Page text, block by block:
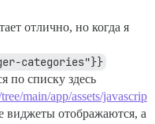
отлично, но когда я
categories"}}
по списку здесь
main/app/assets/javascrip
виджеты отображаются, а